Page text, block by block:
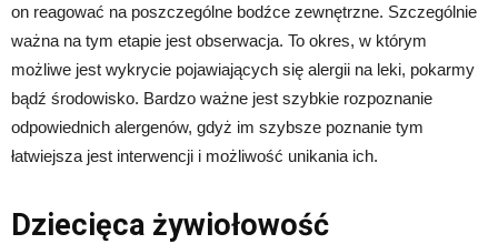
on reagować na poszczególne bodźce zewnętrzne. Szczególnie
ważna na tym etapie jest obserwacja. To okres, w którym
możliwe jest wykrycie pojawiających się alergii na leki, pokarmy
bądź środowisko. Bardzo ważne jest szybkie rozpoznanie
odpowiednich alergenów, gdyż im szybsze poznanie tym
łatwiejsza jest interwencji i możliwość unikania ich.
Dziecięca żywiołowość